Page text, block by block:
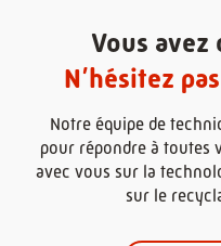
Vous avez
N’hésitez
Notre équipe de
pour répondre à toutes
avec vous sur la
sur le